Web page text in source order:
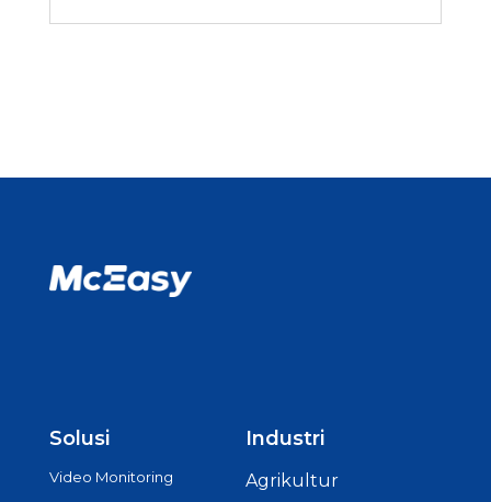
Solusi
Video Monitoring
Industri
Agrikultur